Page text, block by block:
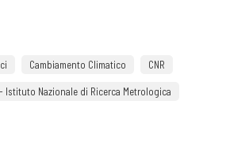
Cambiamento Climatico CNR
- Istituto Nazionale di Ricerca Metrologica